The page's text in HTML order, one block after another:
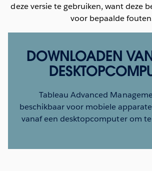
deze versie te gebruiken, want deze
voor bepaalde
DOWNLOADEN
Tableau Advanced
beschikbaar voor mobiele
vanaf een desktopcomputer om